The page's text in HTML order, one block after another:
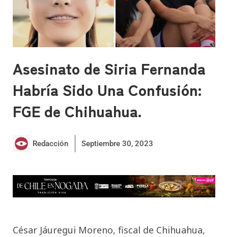
Asesinato de Siria Fernanda
Habría Sido Una Confusión:
FGE de Chihuahua.
Redacción Septiembre 30, 2023
César Jáuregui Moreno, fiscal de Chihuahua,